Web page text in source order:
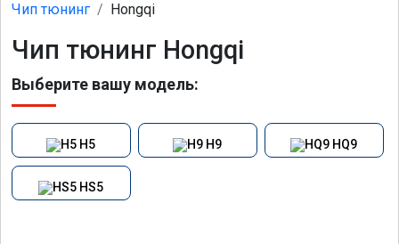
Чип тюнинг Hongqi
Чип тюнинг Hongqi
Выберите вашу модель:
H5 H9 HQ9
HS5